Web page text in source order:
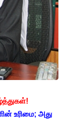
உரிமை; அது